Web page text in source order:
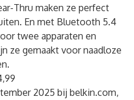
Thru maken ze perfect
En met Bluetooth 5.4
twee apparaten en
ze gemaakt voor naadloze
2025 bij belkin.com,